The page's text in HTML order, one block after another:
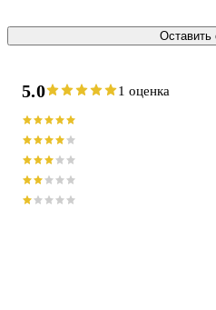
Оставить
5.0 1 оценка